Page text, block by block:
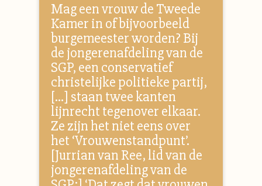
Mag een vrouw de Tweede
Kamer in of bijvoorbeeld
burgemeester worden? Bij
de jongerenafdeling van de
SGP, een conservatief
christelijke politieke partij,
[…] staan twee kanten
lijnrecht tegenover elkaar.
Ze zijn het niet eens over
het ‘Vrouwenstandpunt’.
[Jurrian van Ree, lid van de
jongerenafdeling van de